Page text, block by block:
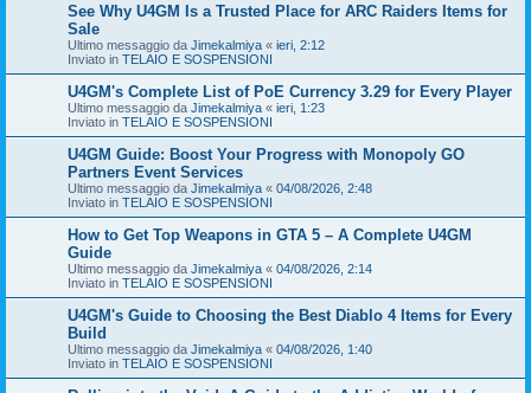
See Why U4GM Is a Trusted Place for ARC Raiders Items for
Sale
Ultimo messaggio da Jimekalmiya « ieri, 2:12
Inviato in TELAIO E SOSPENSIONI
U4GM's Complete List of PoE Currency 3.29 for Every Player
Ultimo messaggio da Jimekalmiya « ieri, 1:23
Inviato in TELAIO E SOSPENSIONI
U4GM Guide: Boost Your Progress with Monopoly GO
Partners Event Services
Ultimo messaggio da Jimekalmiya « 04/08/2026, 2:48
Inviato in TELAIO E SOSPENSIONI
How to Get Top Weapons in GTA 5 – A Complete U4GM
Guide
Ultimo messaggio da Jimekalmiya « 04/08/2026, 2:14
Inviato in TELAIO E SOSPENSIONI
U4GM's Guide to Choosing the Best Diablo 4 Items for Every
Build
Ultimo messaggio da Jimekalmiya « 04/08/2026, 1:40
Inviato in TELAIO E SOSPENSIONI